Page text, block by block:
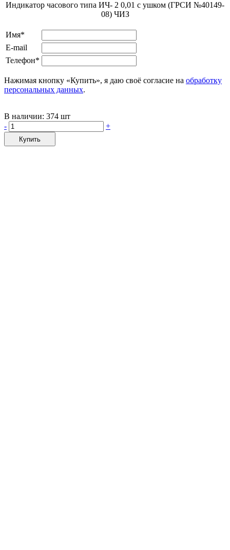
Индикатор часового типа ИЧ- 2 0,01 с ушком (ГРСИ №40149-
08) ЧИЗ
Имя*
E-mail
Телефон*
Нажимая кнопку «Купить», я даю своё согласие на обработку
персональных данных.
В наличии: 374 шт
-
+
Купить